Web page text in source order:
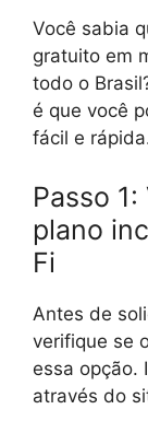
Você sabia
gratuito em
todo o
é que você
fácil e
Passo
plano
Fi
Antes de
verifique se
essa opção.
através do